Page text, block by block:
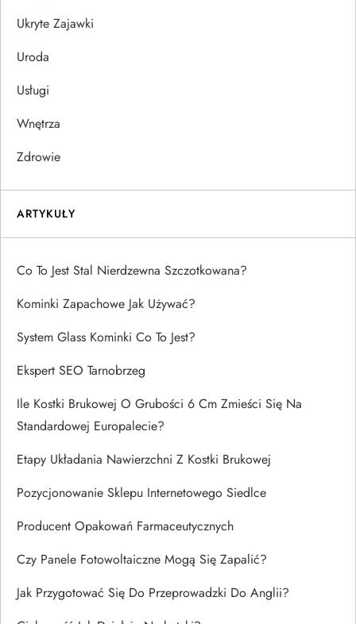
Ukryte Zajawki
Uroda
Usługi
Wnętrza
Zdrowie
ARTYKUŁY
Co To Jest Stal Nierdzewna Szczotkowana?
Kominki Zapachowe Jak Używać?
System Glass Kominki Co To Jest?
Ekspert SEO Tarnobrzeg
Ile Kostki Brukowej O Grubości 6 Cm Zmieści Się Na
Standardowej Europalecie?
Etapy Układania Nawierzchni Z Kostki Brukowej
Pozycjonowanie Sklepu Internetowego Siedlce
Producent Opakowań Farmaceutycznych
Czy Panele Fotowoltaiczne Mogą Się Zapalić?
Jak Przygotować Się Do Przeprowadzki Do Anglii?